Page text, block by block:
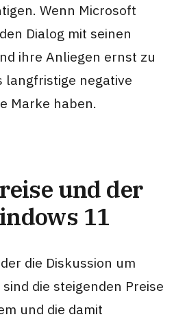
Wenn Microsoft
Dialog mit seinen
ihre Anliegen ernst zu
langfristige negative
Marke haben.
und der
11
die Diskussion um
die steigenden Preise
und die damit